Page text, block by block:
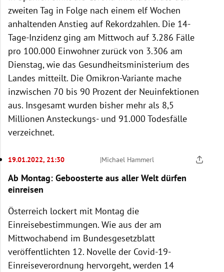
zweiten Tag in Folge nach einem elf Wochen
anhaltenden Anstieg auf Rekordzahlen. Die 14-
Tage-Inzidenz ging am Mittwoch auf 3.286 Fälle
pro 100.000 Einwohner zurück von 3.306 am
Dienstag, wie das Gesundheitsministerium des
Landes mitteilt. Die Omikron-Variante mache
inzwischen 70 bis 90 Prozent der Neuinfektionen
aus. Insgesamt wurden bisher mehr als 8,5
Millionen Ansteckungs- und 91.000 Todesfälle
verzeichnet.
19.01.2022, 21:30 |Michael Hammerl
Ab Montag: Geboosterte aus aller Welt dürfen
einreisen
Österreich lockert mit Montag die
Einreisebestimmungen. Wie aus der am
Mittwochabend im Bundesgesetzblatt
veröffentlichten 12. Novelle der Covid-19-
Einreiseverordnung hervorgeht, werden 14